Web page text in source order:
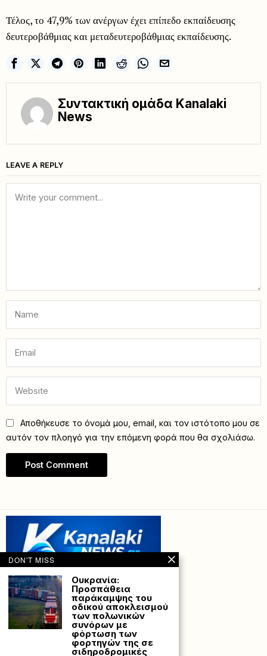
Τέλος, το 47,9% των ανέργων έχει επίπεδο εκπαίδευσης
δευτεροβάθμιας και μεταδευτεροβάθμιας εκπαίδευσης.
Συντακτική ομάδα Kanalaki
News
LEAVE A REPLY
Αποθήκευσε το όνομά μου, email, και τον ιστότοπο μου σε
αυτόν τον πλοηγό για την επόμενη φορά που θα σχολιάσω.
by Hostville”)
DON'T MISS
Ουκρανία:
Προσπάθεια
παράκαμψης του
οδικού αποκλεισμού
των πολωνικών
συνόρων με
φόρτωση των
φορτηγών της σε
σιδηροδρομικές